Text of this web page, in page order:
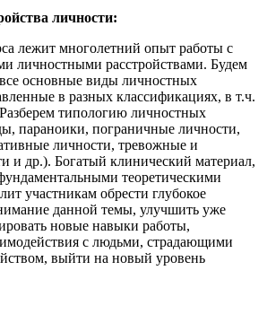
личности:
лежит многолетний опыт работы с
личностными расстройствами. Будем
основные виды личностных
в разных классификациях, в т.ч.
типологию личностных
параноики, пограничные личности,
личности, тревожные и
и др.). Богатый клинический материал,
теоретическими
участникам обрести глубокое
данной темы, улучшить уже
новые навыки работы,
с людьми, страдающими
выйти на новый уровень